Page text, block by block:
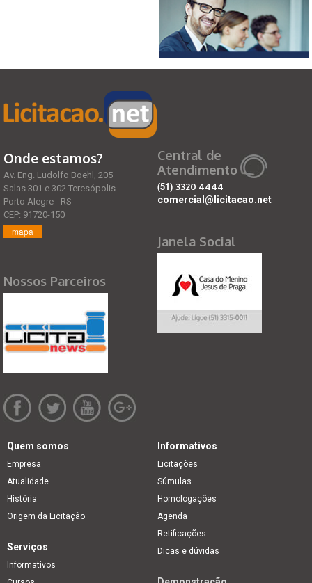
Onde estamos?
Av. Eng. Ludolfo Boehl, 205
Salas 301 e 302 Teresópolis
Porto Alegre - RS
CEP: 91720-150
mapa
Nossos Parceiros
Central de
Atendimento
(51) 3320 4444
comercial@licitacao.net
Janela Social
Quem somos
Empresa
Atualidade
História
Origem da Licitação
Informativos
Licitações
Súmulas
Homologações
Agenda
Retificações
Dicas e dúvidas
Serviços
Informativos